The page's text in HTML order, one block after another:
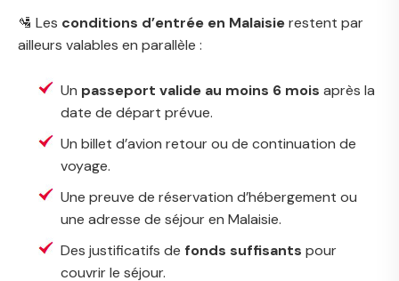
🛂 Les conditions d’entrée en Malaisierestent par
ailleurs valables en parallèle :
Un passeport valide au moins 6 mois après la
date de départ prévue.
Un billet d’avion retour ou de continuation de
voyage.
Une preuve de réservation d’hébergement ou
une adresse de séjour en Malaisie.
Des justificatifs de fonds suffisants pour
couvrir le séjour.